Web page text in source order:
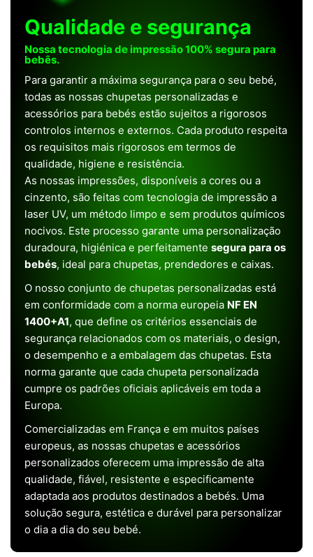
Qualidade e segurança
Nossa tecnologia de impressão 100% segura para
bebês.
Para garantir a máxima segurança para o seu bebé,
todas as nossas chupetas personalizadas e
acessórios para bebés estão sujeitos a rigorosos
controlos internos e externos. Cada produto respeita
os requisitos mais rigorosos em termos de
qualidade, higiene e resistência.
As nossas impressões, disponíveis a cores ou a
cinzento, são feitas com tecnologia de impressão a
laser UV, um método limpo e sem produtos químicos
nocivos. Este processo garante uma personalização
duradoura, higiénica e perfeitamente segura para os
bebés, ideal para chupetas, prendedores e caixas.
O nosso conjunto de chupetas personalizadas está
em conformidade com a norma europeia NF EN
1400+A1, que define os critérios essenciais de
segurança relacionados com os materiais, o design,
o desempenho e a embalagem das chupetas. Esta
norma garante que cada chupeta personalizada
cumpre os padrões oficiais aplicáveis em toda a
Europa.
Comercializadas em França e em muitos países
europeus, as nossas chupetas e acessórios
personalizados oferecem uma impressão de alta
qualidade, fiável, resistente e especificamente
adaptada aos produtos destinados a bebés. Uma
solução segura, estética e durável para personalizar
o dia a dia do seu bebé.